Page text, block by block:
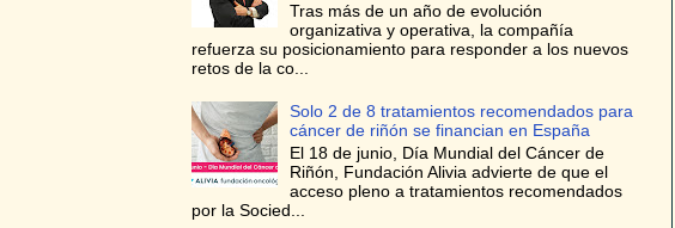
Tras más de un año de evolución
organizativa y operativa, la compañía
refuerza su posicionamiento para responder a los nuevos
retos de la co...
Solo 2 de 8 tratamientos recomendados para
cáncer de riñón se financian en España
El 18 de junio, Día Mundial del Cáncer de
Riñón, Fundación Alivia advierte de que el
acceso pleno a tratamientos recomendados
por la Socied...